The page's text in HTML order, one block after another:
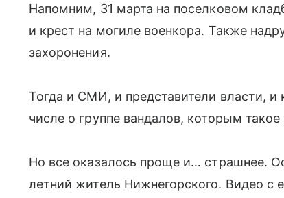
Напомним, 31 марта на поселковом
и крест на могиле военкора. Также
захоронения.
Тогда и СМИ, и представители власти,
числе о группе вандалов, которым
Но все оказалось проще и… страшнее.
летний житель Нижнегорского. Видео с